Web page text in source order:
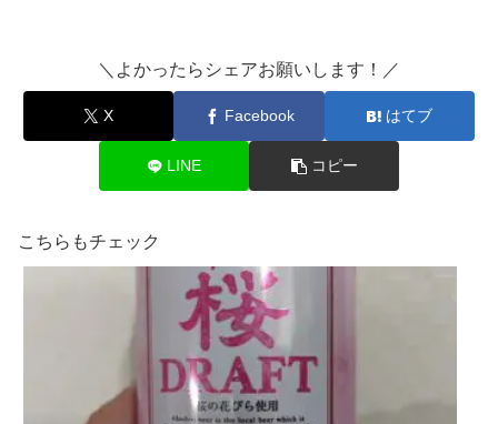
＼よかったらシェアお願いします！／
X Facebook はてブ
LINE コピー
こちらもチェック